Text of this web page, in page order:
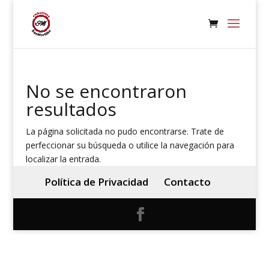
No se encontraron
resultados
La página solicitada no pudo encontrarse. Trate de
perfeccionar su búsqueda o utilice la navegación para
localizar la entrada.
Política de Privacidad Contacto